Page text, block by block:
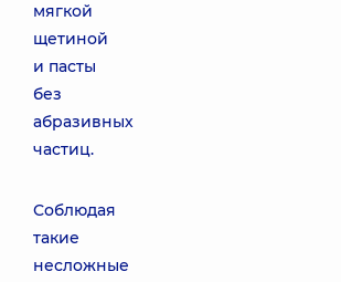
мягкой
щетиной
и пасты
без
абразивных
частиц.
Соблюдая
такие
несложные